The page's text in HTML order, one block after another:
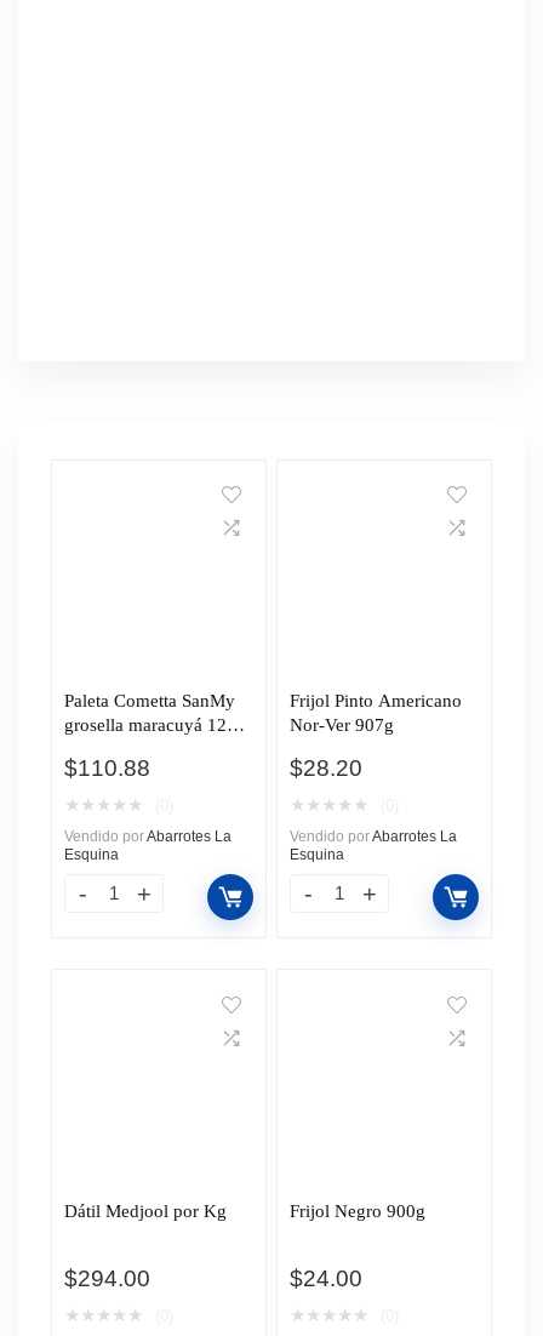
Paleta Cometta SanMy
grosella maracuyá 12
$110.88
★ ★ ★ ★ ★
Vendido porAbarrotes La
Esquina
Frijol Pinto Americano
Nor-Ver 907g
$28.20
★ ★ ★ ★ ★
Vendido porAbarrotes La
Esquina
Dátil Medjool por Kg
$294.00
★ ★ ★ ★ ★
Frijol Negro 900g
$24.00
★ ★ ★ ★ ★